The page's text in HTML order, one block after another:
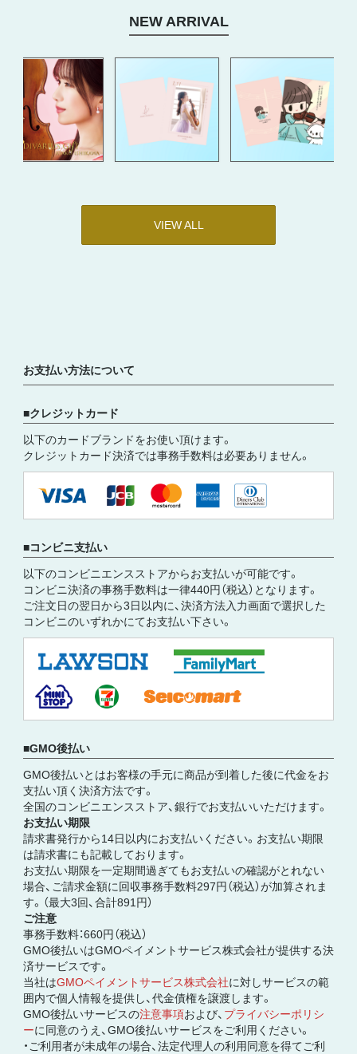
NEW ARRIVAL
VIEW ALL
お支払い方法について
クレジットカード
以下のカードブランドをお使い頂けます。
クレジットカード決済では事務手数料は必要ありません。
コンビニ支払い
以下のコンビニエンスストアからお支払いが可能です。
コンビニ決済の事務手数料は一律440円（税込）となります。
ご注文日の翌日から3日以内に、決済方法入力画面で選択した
コンビニのいずれかにてお支払い下さい。
GMO後払い
GMO後払いとはお客様の手元に商品が到着した後に代金をお
支払い頂く決済方法です。
全国のコンビニエンスストア、銀行でお支払いいただけます。
お支払い期限
請求書発行から14日以内にお支払いください。お支払い期限
は請求書にも記載しております。
お支払い期限を一定期間過ぎてもお支払いの確認がとれない
場合、ご請求金額に回収事務手数料297円（税込）が加算されま
す。（最大3回、合計891円）
ご注意
事務手数料：660円（税込）
GMO後払いはGMOペイメントサービス株式会社が提供する決
済サービスです。
当社はGMOペイメントサービス株式会社に対しサービスの範
囲内で個人情報を提供し、代金債権を譲渡します。
GMO後払いサービスの注意事項および、 プライバシーポリシ
ーに同意のうえ、GMO後払いサービスをご利用ください。
・ご利用者が未成年の場合、法定代理人の利用同意を得てご利